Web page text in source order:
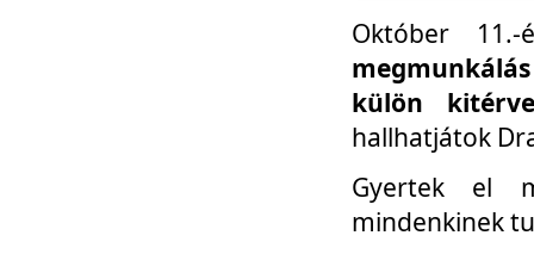
Október
külön
hallhatjátok
Gyertek el
mindenkinek